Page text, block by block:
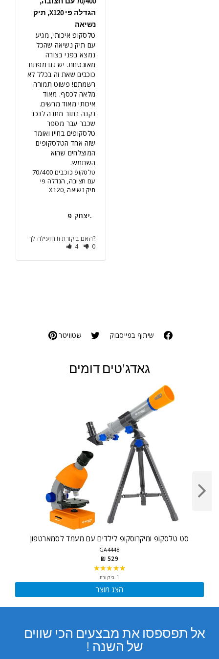
הגדלה פי X120, תיק
נשיאה
עם תיק נשיאה שהכל
רשמתם! פשוט תמורה
טלסקופים בחייו ואומר
שזה אחד הטלסקופים
השתמש.
טלסקופ כוכבים 70/400
עם חצובה, הגדלה פי
X120, תיק נשיאה
יצחק פ.
האם ביקורת זו הועילה לך?
4
0
שיתוף בפייסבוק שטוויטר
גאדג'טים דומים
סט טלסקופ ומיקרוסקופ לילדים עם מעמד לסמארטפון
GA4448
529 ₪
★★★★★
of
5
1 ביקורת
הצג מוצר
אל תפספסו את מבצעים הכי שווים
של השנה !